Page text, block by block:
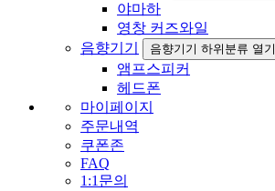
야마하
영창 커즈와일
음향기기
음향기기 하위분류 열기
앰프스피커
헤드폰
마이페이지
주문내역
쿠폰존
FAQ
1:1문의